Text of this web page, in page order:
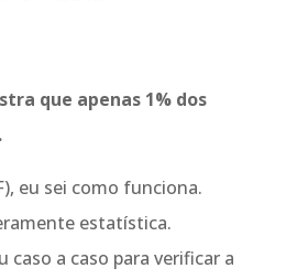
que apenas 1% dos
eu sei como funciona.
estatística.
caso a caso para verificar a